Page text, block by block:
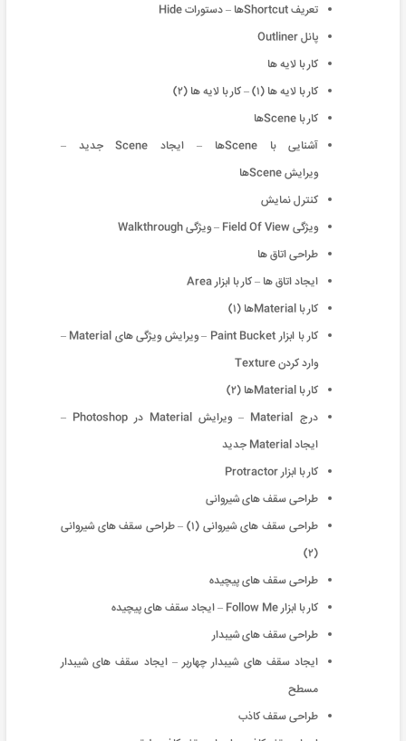
تعریف Shortcutها – دستورات Hide
پانل Outliner
کار با لایه ها
کار با لایه ها (۱) – کار با لایه ها (۲)
کار با Sceneها
آشنایی با Sceneها – ایجاد Scene جدید –
ویرایش Sceneها
کنترل نمایش
ویژگی Field Of View – ویژگی Walkthrough
طراحی اتاق ها
ایجاد اتاق ها – کار با ابزار Area
کار با Materialها (۱)
کار با ابزار Paint Bucket – ویرایش ویژگی های Material –
وارد کردن Texture
کار با Materialها (۲)
درج Material – ویرایش Material در Photoshop –
ایجاد Material جدید
کار با ابزار Protractor
طراحی سقف های شیروانی
طراحی سقف های شیروانی (۱) – طراحی سقف های شیروانی
(۲)
طراحی سقف های پیچیده
کار با ابزار Follow Me – ایجاد سقف های پیچیده
طراحی سقف های شیبدار
ایجاد سقف های شیبدار چهاربر – ایجاد سقف های شیبدار
مسطح
طراحی سقف کاذب